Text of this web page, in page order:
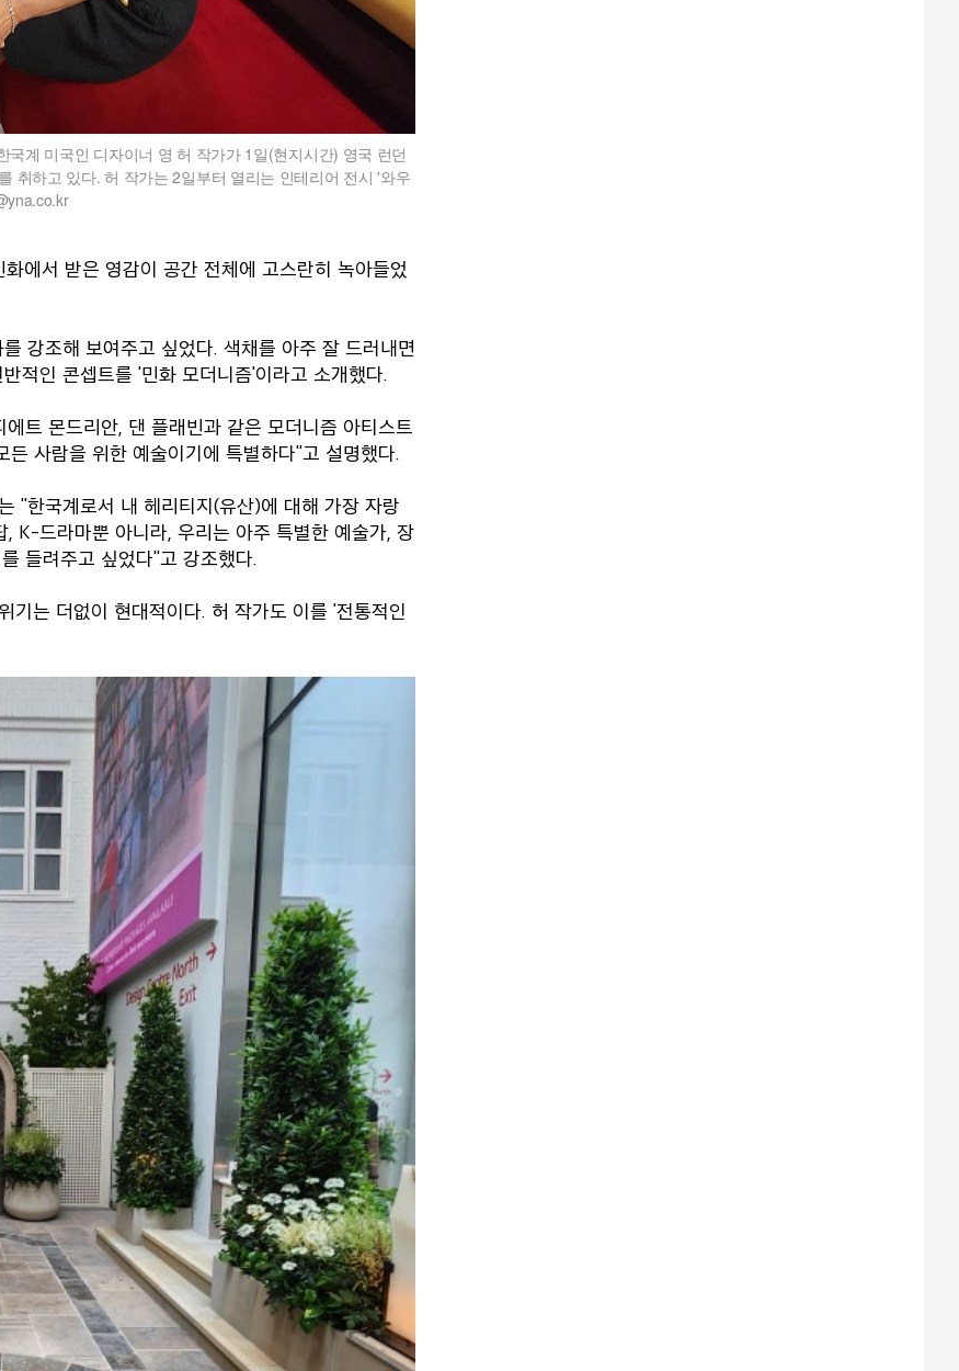
계 미국인 디자이너 영 허 작가가 1일(현지시간) 영국 런던
취하고 있다. 허 작가는 2일부터 열리는 인테리어 전시 '와우
에서 받은 영감이 공간 전체에 고스란히 녹아들었
강조해 보여주고 싶었다. 색채를 아주 잘 드러내면
적인 콘셉트를 '민화 모더니즘'이라고 소개했다.
트 몬드리안, 댄 플래빈과 같은 모더니즘 아티스트
사람을 위한 예술이기에 특별하다"고 설명했다.
"한국계로서 내 헤리티지(유산)에 대해 가장 자랑
K-드라마뿐 아니라, 우리는 아주 특별한 예술가, 장
들려주고 싶었다"고 강조했다.
기는 더없이 현대적이다. 허 작가도 이를 '전통적인